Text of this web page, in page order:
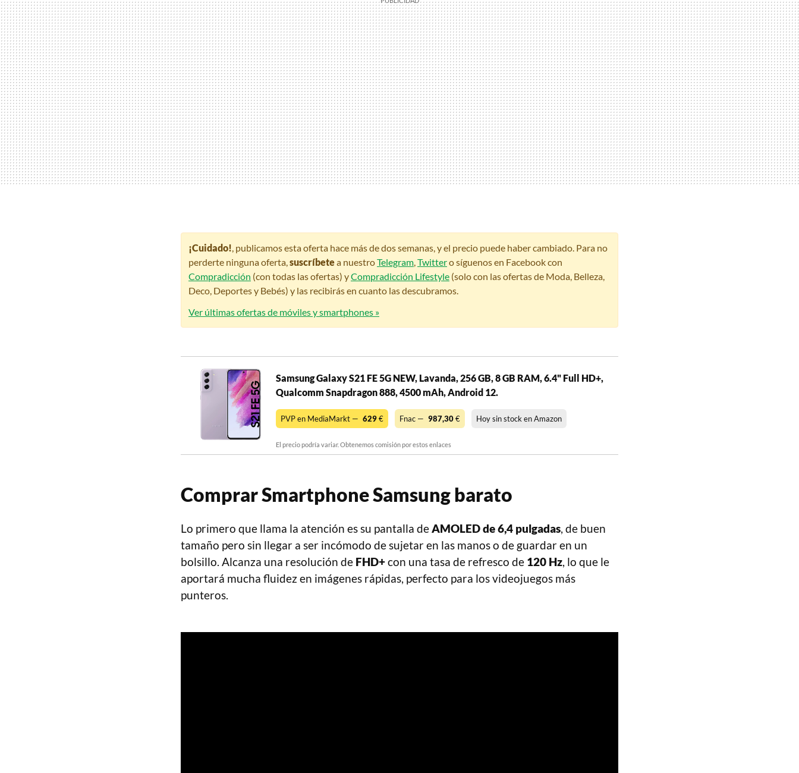
¡Cuidado!, publicamos esta oferta hace más de dos semanas, y el precio puede haber cambiado. Para no
perderte ninguna oferta,suscríbetea nuestroTelegram,Twittero síguenos en Facebook con
Compradicción (con todas las ofertas) yCompradicción Lifestyle (solo con las ofertas de Moda, Belleza,
Deco, Deportes y Bebés) y las recibirás en cuanto las descubramos.
Ver últimas ofertas de móviles y smartphones »
Samsung Galaxy S21 FE 5G NEW, Lavanda, 256 GB, 8 GB RAM, 6.4" Full HD+,
Qualcomm Snapdragon 888, 4500 mAh, Android 12.
PVP en MediaMarkt — 629€ Fnac — 987,30€ Hoy sin stock en Amazon
El precio podría variar. Obtenemos comisión por estos enlaces
Comprar Smartphone Samsung barato
Lo primero que llama la atención es su pantalla deAMOLED de 6,4 pulgadas, de buen
tamaño pero sin llegar a ser incómodo de sujetar en las manos o de guardar en un
bolsillo. Alcanza una resolución de FHD+con una tasa de refresco de 120 Hz, lo que le
aportará mucha fluidez en imágenes rápidas, perfecto para los videojuegos más
punteros.